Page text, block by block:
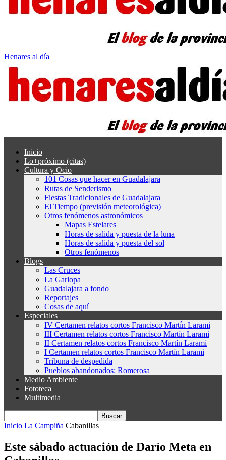
Henares al día
Inicio
Lo+próximo (citas)
Cultura y Ocio
101 Cosas que hacer en Guadalajara
Rutas de Senderismo
Fiestas Tradicionales de Guadalajara
El Tiempo (previsión meteorológica)
Otros fenómenos astronómicos
Mapas Estelares
Horas de salida y puesta de la luna
Horas de salida y puesta del sol
Otros fenómenos
Blogs
Las Cruces
La Garlopa
Guadalajara a fondo
Reportajes
Cosas de aquí
Especiales
IV Certamen relatos cortos Francisco Martín Larami
III Certamen relatos cortos Francisco Martín Larami
II Certamen relatos cortos Francisco Martín Larami
I Certamen relatos cortos Francisco Martín Larami
Tribuna de despedida
Pueblos abandonados: Romerosa
Medio Ambiente
Fototeca
Multimedia
Inicio La Campiña Cabanillas
Este sábado actuación de Darío Meta en